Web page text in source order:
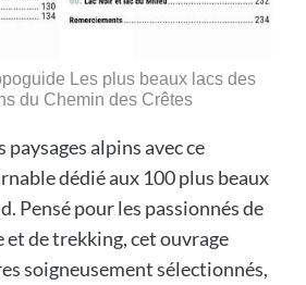
Les plus beaux lacs des
du Chemin des Crêtes
alpins avec ce
dédié aux 100 plus beaux
Pensé pour les passionnés de
et de trekking, cet ouvrage
soigneusement sélectionnés,